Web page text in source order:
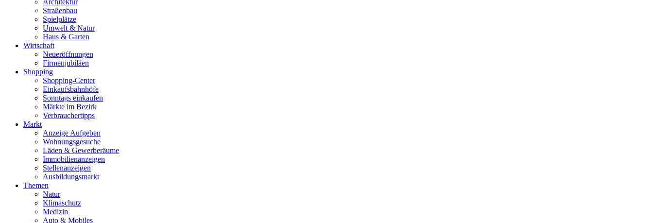
Architektur
Straßenbau
Spielplätze
Umwelt & Natur
Haus & Garten
Wirtschaft
Neueröffnungen
Firmenjubiläen
Shopping
Shopping-Center
Einkaufsbahnhöfe
Sonntags einkaufen
Märkte im Bezirk
Verbrauchertipps
Markt
Anzeige Aufgeben
Wohnungsgesuche
Läden & Gewerberäume
Immobilienanzeigen
Stellenanzeigen
Ausbildungsmarkt
Themen
Natur
Klimaschutz
Medizin
Auto & Mobiles